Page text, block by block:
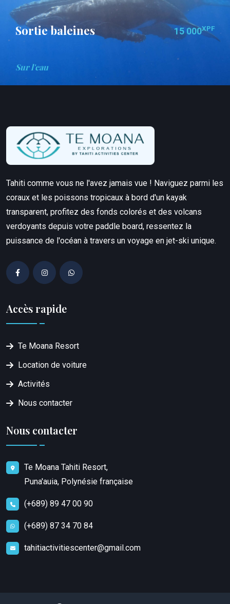
Sortie baleines
Sur l'eau
15 000XPF
Tahiti comme vous ne l'avez jamais vue ! Naviguez parmi les
coraux et les poissons tropicaux à bord d'un kayak
transparent, profitez des fonds colorés et des volcans
verdoyants depuis votre paddle board, ressentez la
puissance de l'océan à travers un voyage en jet-ski unique.
Accès rapide
Te Moana Resort
Location de voiture
Activités
Nous contacter
Nous contacter
Te Moana Tahiti Resort,
Puna'auia, Polynésie française
(+689) 89 47 00 90
(+689) 87 34 70 84
tahitiactivitiescenter@gmail.com